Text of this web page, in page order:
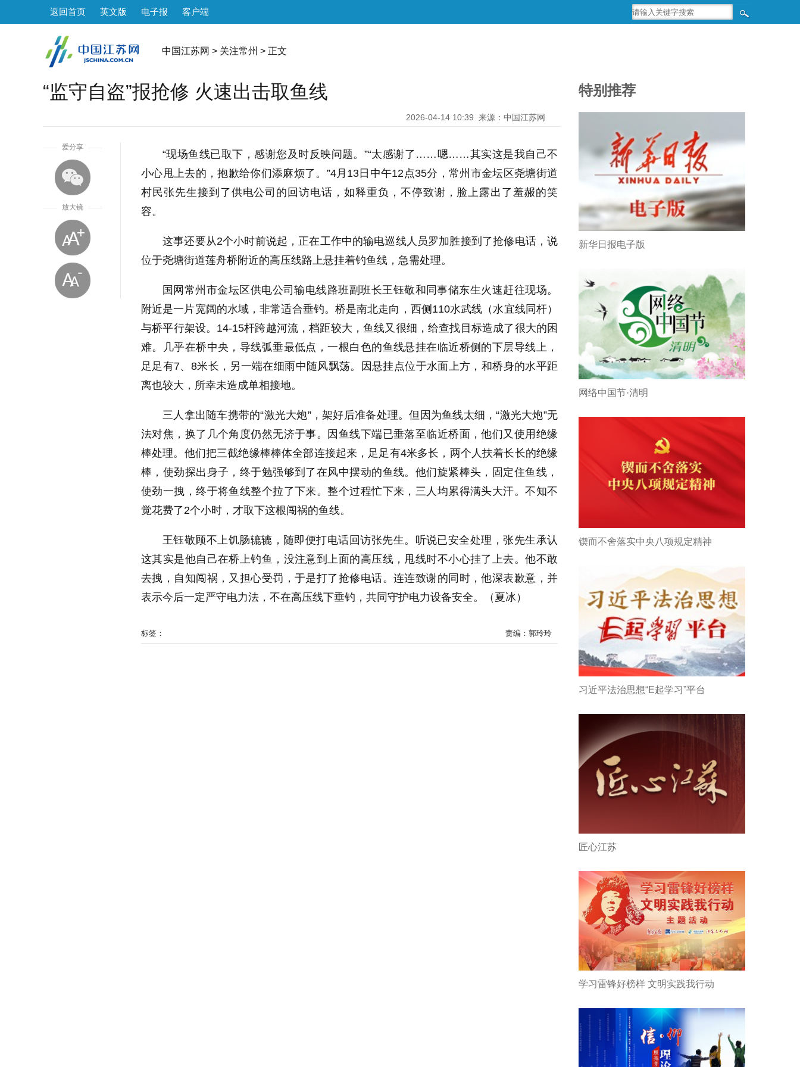
返回首页 英文版 电子报 客户端
中国江苏网 > 关注常州 > 正文
“监守自盗”报抢修 火速出击取鱼线
2026-04-14 10:39 来源：中国江苏网
爱分享
放大镜
“现场鱼线已取下，感谢您及时反映问题。”“太感谢了……嗯……其实这是我自己不
小心甩上去的，抱歉给你们添麻烦了。”4月13日中午12点35分，常州市金坛区尧塘街道
村民张先生接到了供电公司的回访电话，如释重负，不停致谢，脸上露出了羞赧的笑
容。
这事还要从2个小时前说起，正在工作中的输电巡线人员罗加胜接到了抢修电话，说
位于尧塘街道莲舟桥附近的高压线路上悬挂着钓鱼线，急需处理。
国网常州市金坛区供电公司输电线路班副班长王钰敬和同事储东生火速赶往现场。
附近是一片宽阔的水域，非常适合垂钓。桥是南北走向，西侧110水武线（水宜线同杆）
与桥平行架设。14-15杆跨越河流，档距较大，鱼线又很细，给查找目标造成了很大的困
难。几乎在桥中央，导线弧垂最低点，一根白色的鱼线悬挂在临近桥侧的下层导线上，
足足有7、8米长，另一端在细雨中随风飘荡。因悬挂点位于水面上方，和桥身的水平距
离也较大，所幸未造成单相接地。
三人拿出随车携带的“激光大炮”，架好后准备处理。但因为鱼线太细，“激光大炮”无
法对焦，换了几个角度仍然无济于事。因鱼线下端已垂落至临近桥面，他们又使用绝缘
棒处理。他们把三截绝缘棒棒体全部连接起来，足足有4米多长，两个人扶着长长的绝缘
棒，使劲探出身子，终于勉强够到了在风中摆动的鱼线。他们旋紧棒头，固定住鱼线，
使劲一拽，终于将鱼线整个拉了下来。整个过程忙下来，三人均累得满头大汗。不知不
觉花费了2个小时，才取下这根闯祸的鱼线。
王钰敬顾不上饥肠辘辘，随即便打电话回访张先生。听说已安全处理，张先生承认
这其实是他自己在桥上钓鱼，没注意到上面的高压线，甩线时不小心挂了上去。他不敢
去拽，自知闯祸，又担心受罚，于是打了抢修电话。连连致谢的同时，他深表歉意，并
表示今后一定严守电力法，不在高压线下垂钓，共同守护电力设备安全。（夏冰）
标签： 责编：郭玲玲
特别推荐
新华日报电子版
网络中国节·清明
锲而不舍落实中央八项规定精神
习近平法治思想“E起学习”平台
匠心江苏
学习雷锋好榜样 文明实践我行动